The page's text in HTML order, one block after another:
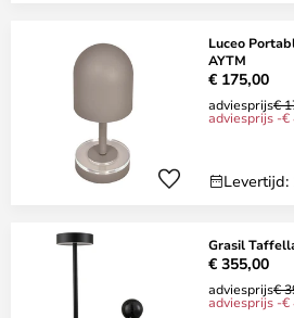
Luceo
AYTM
€ 175,00
adviesprijs€
adviesprijs -€
Grasil
€ 355,00
adviesprijs€
adviesprijs -€